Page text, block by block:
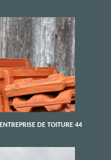
ENTREPRISE DE TOITURE 44